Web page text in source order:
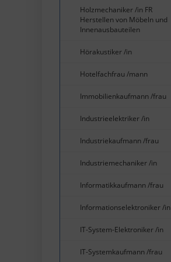
Holzmechaniker /in FR
Herstellen von Möbeln und
Innenausbauteilen
Hörakustiker /in
Hotelfachfrau /mann
Immobilienkaufmann /frau
Industrieelektriker /in
Industriekaufmann /frau
Industriemechaniker /in
Informatikkaufmann /frau
Informationselektroniker /in
IT-System-Elektroniker /in
IT-Systemkaufmann /frau